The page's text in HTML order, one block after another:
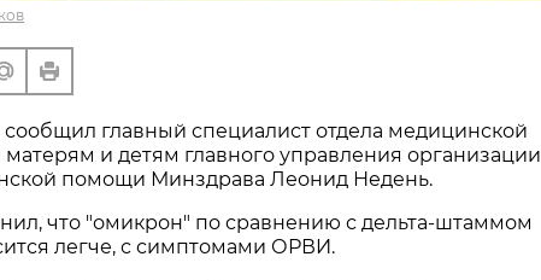
главный специалист отдела медицинской
и детям главного управления организации
помощи Минздрава Леонид Недень.
что "омикрон" по сравнению с дельта-штаммом
легче, с симптомами ОРВИ.